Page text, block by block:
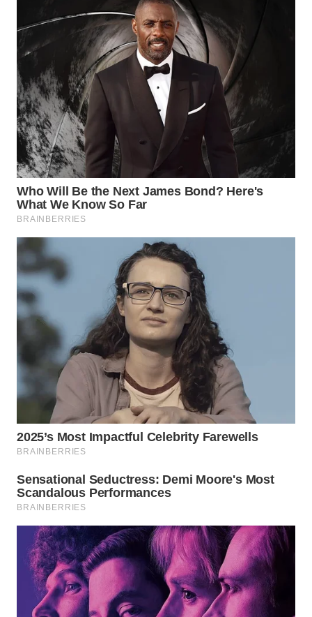
WN
NIAS
WN
LANGKAT
WN
TAPANULI
SELATAN
WN
TANJUNG
WN
KARO
SIMALUNGUN
WN
LABUHANBATU
WN
TAPANULI
TENGAH
WN DELI
SERDANG
WN
TEBING
TINGGI
WN